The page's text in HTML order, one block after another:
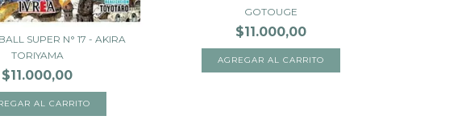
SUPER N° 17 - AKIRA
TORIYAMA
$11.000,00
GOTOUGE
$11.000,00